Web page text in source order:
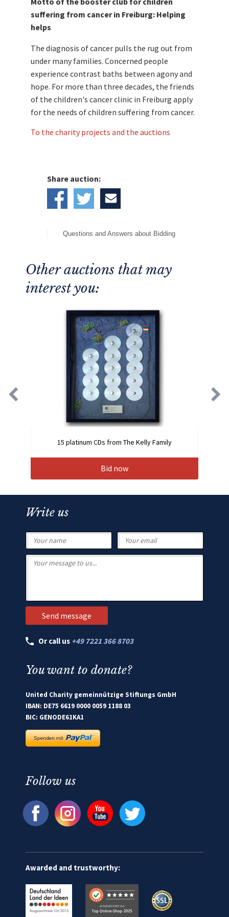
suffering from cancer in Freiburg: Helping
helps
The diagnosis of cancer pulls the rug out from
under many families. Concerned people
experience contrast baths between agony and
hope. For more than three decades, the friends
of the children's cancer clinic in Freiburg apply
for the needs of children suffering from cancer.
To the charity projects and the auctions
Share auction:
Questions and Answers about Bidding
Other auctions that may
interest you:
15 platinum CDs from The Kelly Family
Bid now
Write us
Or call us +49 7221 366 8703
You want to donate?
United Charity gemeinnützige Stiftungs GmbH
IBAN: DE75 6619 0000 0059 1188 03
BIC: GENODE61KA1
Follow us
Awarded and trustworthy: